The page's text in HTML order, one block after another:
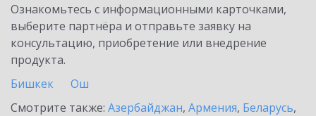
Ознакомьтесь с информационными карточками,
выберите партнёра и отправьте заявку на
консультацию, приобретение или внедрение
продукта.
Бишкек
Ош
Смотрите также: Азербайджан, Армения, Беларусь,